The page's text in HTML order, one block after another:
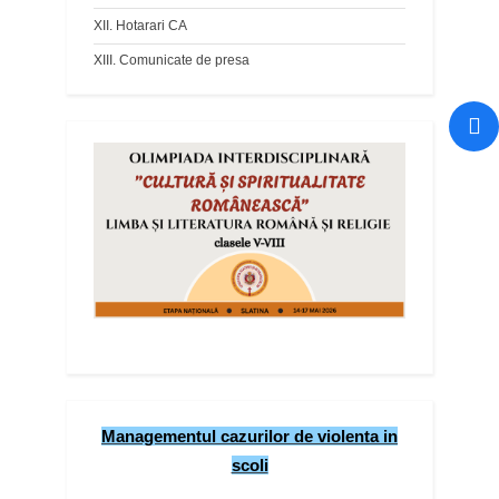
XII. Hotarari CA
XIII. Comunicate de presa
Managementul cazurilor de violenta in
scoli